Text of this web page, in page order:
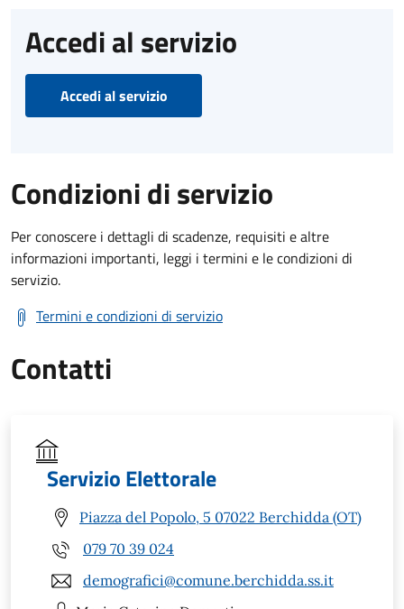
Accedi al servizio
Accedi al servizio
Condizioni di servizio
Per conoscere i dettagli di scadenze, requisiti e altre
informazioni importanti, leggi i termini e le condizioni di
servizio.
Termini e condizioni di servizio
Contatti
Servizio Elettorale
Piazza del Popolo, 5 07022 Berchidda (OT)
079 70 39 024
demografici@comune.berchidda.ss.it